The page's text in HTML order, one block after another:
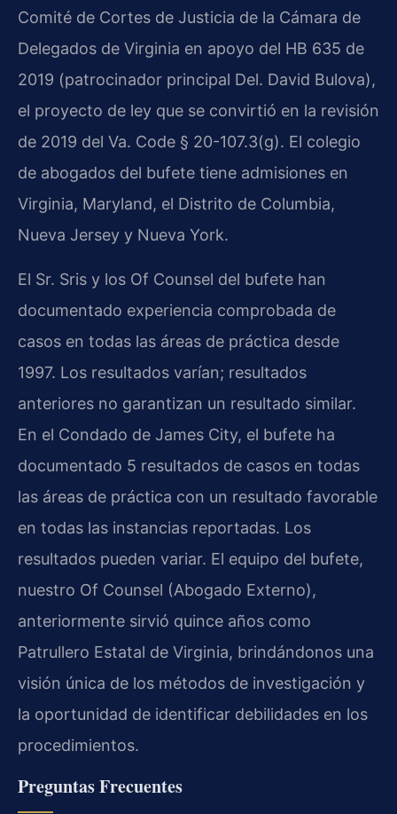
Comité de Cortes de Justicia de la Cámara de
Delegados de Virginia en apoyo del HB 635 de
2019 (patrocinador principal Del. David Bulova),
el proyecto de ley que se convirtió en la revisión
de 2019 del Va. Code § 20-107.3(g). El colegio
de abogados del bufete tiene admisiones en
Virginia, Maryland, el Distrito de Columbia,
Nueva Jersey y Nueva York.
El Sr. Sris y los Of Counsel del bufete han
documentado experiencia comprobada de
casos en todas las áreas de práctica desde
1997. Los resultados varían; resultados
anteriores no garantizan un resultado similar.
En el Condado de James City, el bufete ha
documentado 5 resultados de casos en todas
las áreas de práctica con un resultado favorable
en todas las instancias reportadas. Los
resultados pueden variar. El equipo del bufete,
nuestro Of Counsel (Abogado Externo),
anteriormente sirvió quince años como
Patrullero Estatal de Virginia, brindándonos una
visión única de los métodos de investigación y
la oportunidad de identificar debilidades en los
procedimientos.
Preguntas Frecuentes